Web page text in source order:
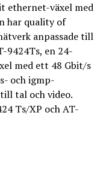
ethernet-växel med
har quality of
anpassade till
9424Ts, en 24-
med ett 48 Gbit/s
och igmp-
tal och video.
Ts/XP och AT-